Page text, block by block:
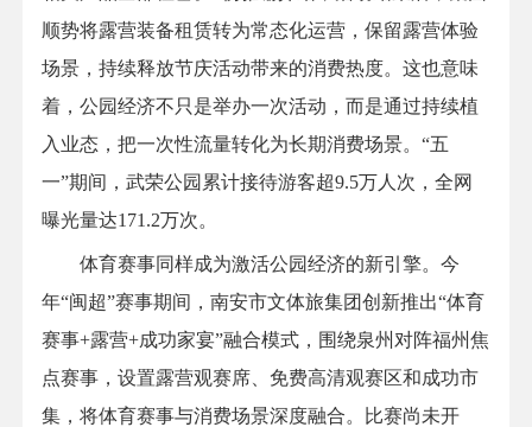
顺势将露营装备租赁转为常态化运营，保留露营体验
场景，持续释放节庆活动带来的消费热度。这也意味
着，公园经济不只是举办一次活动，而是通过持续植
入业态，把一次性流量转化为长期消费场景。“五
一”期间，武荣公园累计接待游客超9.5万人次，全网
曝光量达171.2万次。
体育赛事同样成为激活公园经济的新引擎。今
年“闽超”赛事期间，南安市文体旅集团创新推出“体育
赛事+露营+成功家宴”融合模式，围绕泉州对阵福州焦
点赛事，设置露营观赛席、免费高清观赛区和成功市
集，将体育赛事与消费场景深度融合。比赛尚未开